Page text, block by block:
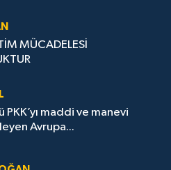
MÜCADELESİ
maddi ve manevi
Avrupa...